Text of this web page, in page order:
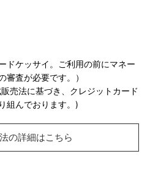
ドケッサイ。ご利用の前にマネー
審査が必要です。）
売法に基づき、クレジットカード
組んでおります。)
の詳細はこちら